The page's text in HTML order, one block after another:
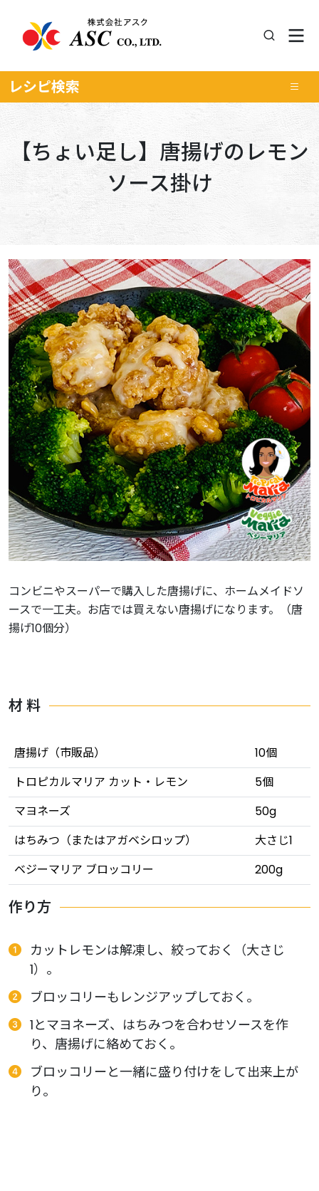
レシピ検索
【ちょい足し】唐揚げのレモン
ソース掛け
コンビニやスーパーで購入した唐揚げに、ホームメイドソ
ースで一工夫。お店では買えない唐揚げになります。（唐
揚げ10個分）
材 料
唐揚げ（市販品）
10個
トロピカルマリア カット・レモン
5個
マヨネーズ
50g
はちみつ（またはアガベシロップ）
大さじ1
ベジーマリア ブロッコリー
200g
作り方
カットレモンは解凍し、絞っておく（大さじ
1）。
ブロッコリーもレンジアップしておく。
1とマヨネーズ、はちみつを合わせソースを作
り、唐揚げに絡めておく。
ブロッコリーと一緒に盛り付けをして出来上が
り。